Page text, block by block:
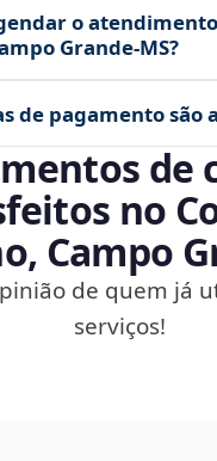
o
Grande‑MS?
de pagamento são
de
no
Campo
de quem já
serviços!